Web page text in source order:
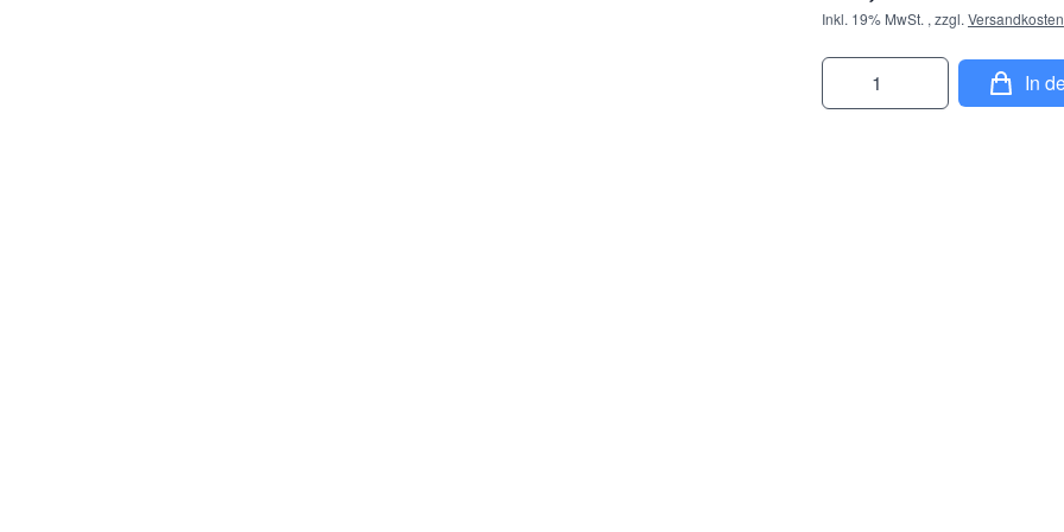
Inkl. 19% MwSt. , zzgl. Versandkosten
Menge In